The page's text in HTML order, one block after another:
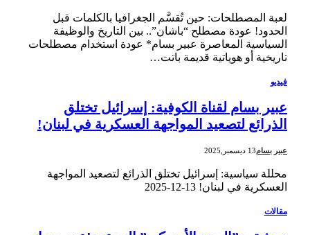
لعبة المصطلحات: حين تُقسَّم الجغرافيا بالكلمات قبل
الحدود! عودة مصطلح “باشان”.. بين التاريخ والوظيفة
السياسية المعاصرة عبير بسام* عودة استخدام مصطلحات
تاريخية أو هوياتية قديمة باتت…
فيديو
عبير بسام لقناة الكوفية: إسرائيل تختلق
الذرائع لتصعيد المواجهة العسكرية في لبنان!
عبير بسام13 ديسمبر,2025
محللة سياسية: إسرائيل تختلق الذرائع لتصعيد المواجهة
العسكرية في لبنان! ‎2025-‎12-‎13
مقالات